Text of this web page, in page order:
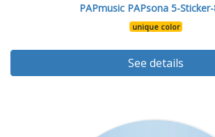
PAPmusic PAPsona 5-
unique color
See details